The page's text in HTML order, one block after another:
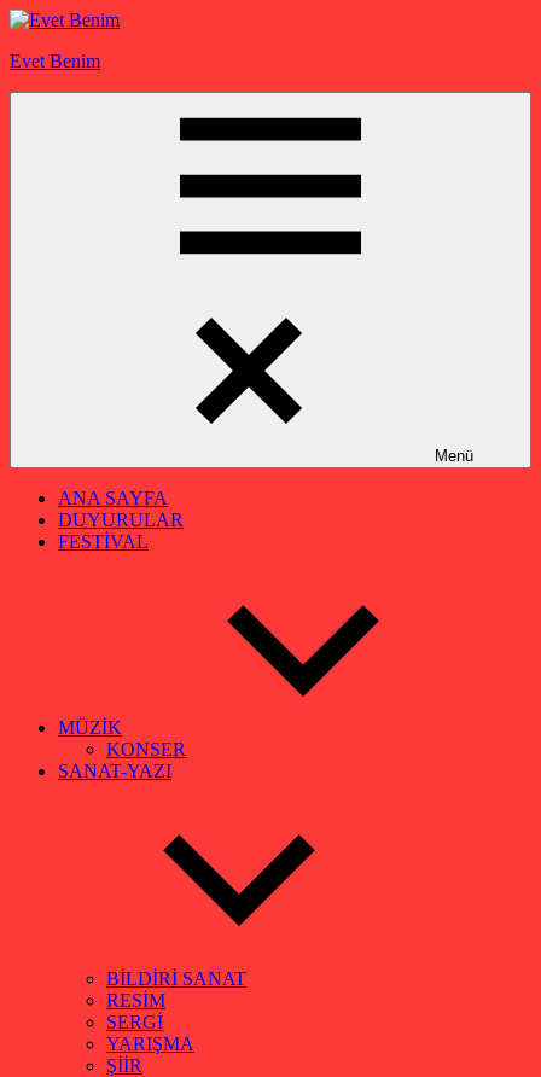
İçeriğe
Evet Benim
Menü
ANA SAYFA
DUYURULAR
FESTİVAL
MÜZİK
KONSER
SANAT-YAZI
BİLDİRİ SANAT
RESİM
SERGİ
YARIŞMA
ŞİİR